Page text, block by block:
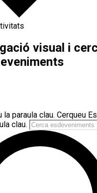
visual i
la paraula clau. Cerqueu
clau.